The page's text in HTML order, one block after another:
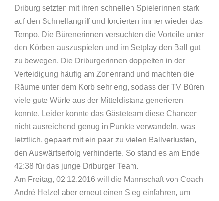
Driburg setzten mit ihren schnellen Spielerinnen stark
auf den Schnellangriff und forcierten immer wieder das
Tempo. Die Bürenerinnen versuchten die Vorteile unter
den Körben auszuspielen und im Setplay den Ball gut
zu bewegen. Die Driburgerinnen doppelten in der
Verteidigung häufig am Zonenrand und machten die
Räume unter dem Korb sehr eng, sodass der TV Büren
viele gute Würfe aus der Mitteldistanz generieren
konnte. Leider konnte das Gästeteam diese Chancen
nicht ausreichend genug in Punkte verwandeln, was
letztlich, gepaart mit ein paar zu vielen Ballverlusten,
den Auswärtserfolg verhinderte. So stand es am Ende
42:38 für das junge Driburger Team.
Am Freitag, 02.12.2016 will die Mannschaft von Coach
André Helzel aber erneut einen Sieg einfahren, um